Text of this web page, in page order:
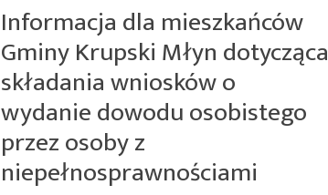
Informacja dla mieszkańców
Gminy Krupski Młyn dotycząca
składania wniosków o
wydanie dowodu osobistego
przez osoby z
niepełnosprawnościami